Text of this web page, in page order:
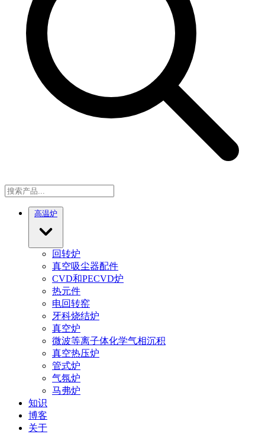
高温炉
回转炉
真空吸尘器配件
CVD和PECVD炉
热元件
电回转窑
牙科烧结炉
真空炉
微波等离子体化学气相沉积
真空热压炉
管式炉
气氛炉
马弗炉
知识
博客
关于